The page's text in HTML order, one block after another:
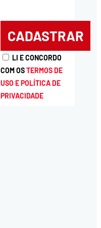
LI E CONCORDO
COM OSTERMOS DE
USO E POLÍTICA DE
PRIVACIDADE